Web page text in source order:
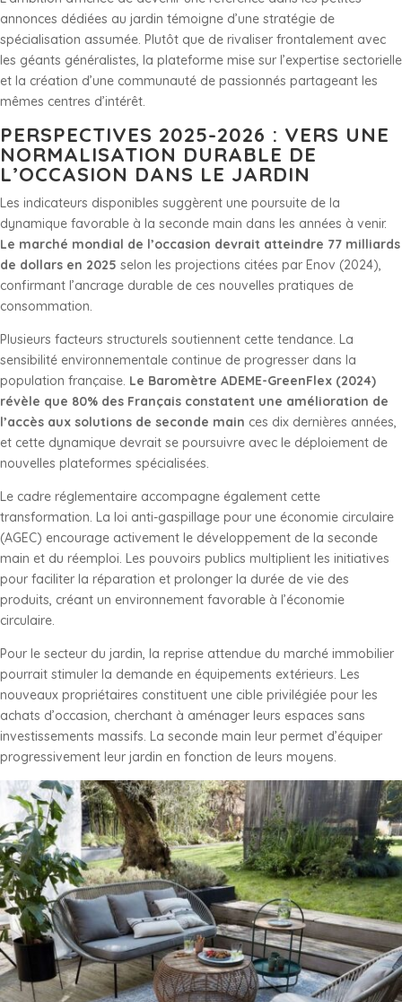
annonces dédiées au jardin témoigne d’une stratégie de
spécialisation assumée. Plutôt que de rivaliser frontalement avec
les géants généralistes, la plateforme mise sur l’expertise sectorielle
et la création d’une communauté de passionnés partageant les
mêmes centres d’intérêt.
PERSPECTIVES 2025-2026 : VERS UNE
NORMALISATION DURABLE DE
L’OCCASION DANS LE JARDIN
Les indicateurs disponibles suggèrent une poursuite de la
dynamique favorable à la seconde main dans les années à venir.
Le marché mondial de l’occasion devrait atteindre 77 milliards
de dollars en 2025 selon les projections citées par Enov (2024),
confirmant l’ancrage durable de ces nouvelles pratiques de
consommation.
Plusieurs facteurs structurels soutiennent cette tendance. La
sensibilité environnementale continue de progresser dans la
population française. Le Baromètre ADEME-GreenFlex (2024)
révèle que 80% des Français constatent une amélioration de
l’accès aux solutions de seconde main ces dix dernières années,
et cette dynamique devrait se poursuivre avec le déploiement de
nouvelles plateformes spécialisées.
Le cadre réglementaire accompagne également cette
transformation. La loi anti-gaspillage pour une économie circulaire
(AGEC) encourage activement le développement de la seconde
main et du réemploi. Les pouvoirs publics multiplient les initiatives
pour faciliter la réparation et prolonger la durée de vie des
produits, créant un environnement favorable à l’économie
circulaire.
Pour le secteur du jardin, la reprise attendue du marché immobilier
pourrait stimuler la demande en équipements extérieurs. Les
nouveaux propriétaires constituent une cible privilégiée pour les
achats d’occasion, cherchant à aménager leurs espaces sans
investissements massifs. La seconde main leur permet d’équiper
progressivement leur jardin en fonction de leurs moyens.